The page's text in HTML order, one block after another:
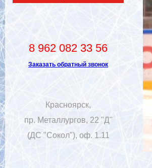
8 962 082 33 56
Заказать обратный звонок
Красноярск,
пр. Металлургов, 22 "Д"
(ДС "Сокол"), оф. 1.11